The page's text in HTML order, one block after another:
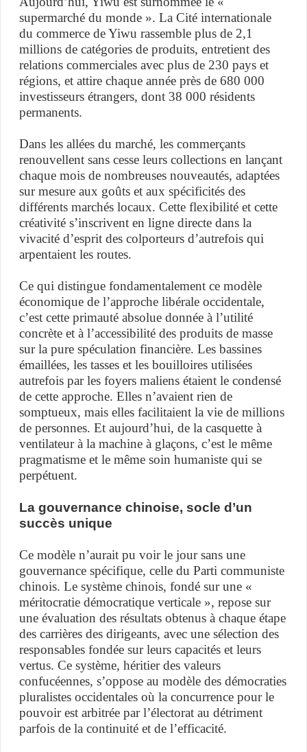
supermarché du monde ». La Cité internationale
du commerce de Yiwu rassemble plus de 2,1
millions de catégories de produits, entretient des
relations commerciales avec plus de 230 pays et
régions, et attire chaque année près de 680 000
investisseurs étrangers, dont 38 000 résidents
permanents.
Dans les allées du marché, les commerçants
renouvellent sans cesse leurs collections en lançant
chaque mois de nombreuses nouveautés, adaptées
sur mesure aux goûts et aux spécificités des
différents marchés locaux. Cette flexibilité et cette
créativité s’inscrivent en ligne directe dans la
vivacité d’esprit des colporteurs d’autrefois qui
arpentaient les routes.
Ce qui distingue fondamentalement ce modèle
économique de l’approche libérale occidentale,
c’est cette primauté absolue donnée à l’utilité
concrète et à l’accessibilité des produits de masse
sur la pure spéculation financière. Les bassines
émaillées, les tasses et les bouilloires utilisées
autrefois par les foyers maliens étaient le condensé
de cette approche. Elles n’avaient rien de
somptueux, mais elles facilitaient la vie de millions
de personnes. Et aujourd’hui, de la casquette à
ventilateur à la machine à glaçons, c’est le même
pragmatisme et le même soin humaniste qui se
perpétuent.
La gouvernance chinoise, socle d’un
succès unique
Ce modèle n’aurait pu voir le jour sans une
gouvernance spécifique, celle du Parti communiste
chinois. Le système chinois, fondé sur une «
méritocratie démocratique verticale », repose sur
une évaluation des résultats obtenus à chaque étape
des carrières des dirigeants, avec une sélection des
responsables fondée sur leurs capacités et leurs
vertus. Ce système, héritier des valeurs
confucéennes, s’oppose au modèle des démocraties
pluralistes occidentales où la concurrence pour le
pouvoir est arbitrée par l’électorat au détriment
parfois de la continuité et de l’efficacité.